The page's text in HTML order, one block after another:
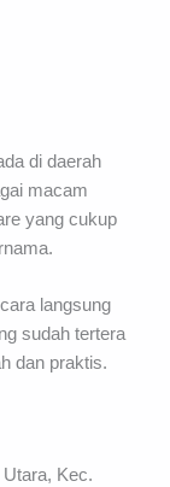
di daerah
macam
yang cukup
langsung
sudah tertera
dan praktis.
Kec.